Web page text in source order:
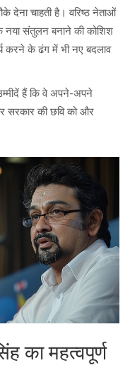
चाहती है। वरिष्ठ नेताओं
संतुलन बनाने की कोशिश
करने के ढंग में भी नए बदलाव
हैं कि वे अपने-अपने
सरकार की छवि को और
का महत्वपूर्ण